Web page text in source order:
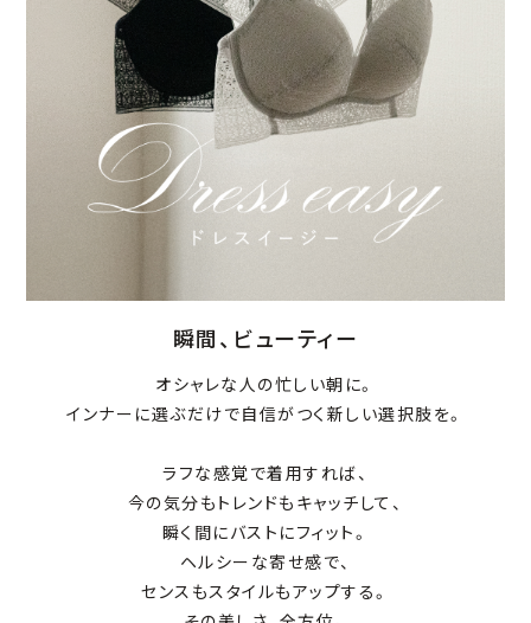
瞬間、ビューティー
オシャレな人の忙しい朝に。
インナーに選ぶだけで自信がつく新しい選択肢を。
ラフな感覚で着用すれば、
今の気分もトレンドもキャッチして、
瞬く間にバストにフィット。
ヘルシーな寄せ感で、
センスもスタイルもアップする。